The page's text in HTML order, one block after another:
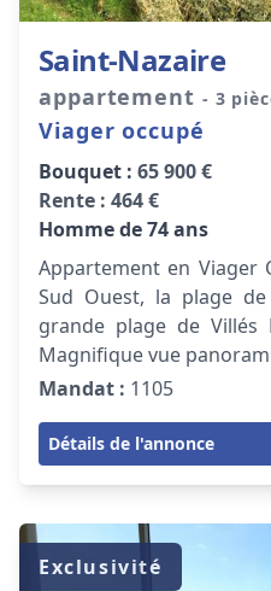
Saint-Nazaire
appartement - 3
Viager occupé
Bouquet : 65 900 €
Rente : 464 €
Homme de 74 ans
Appartement en Viager
Sud Ouest, la plage
grande plage de
Magnifique vue
Mandat : 1105
Détails de l'annonce
Exclusivité